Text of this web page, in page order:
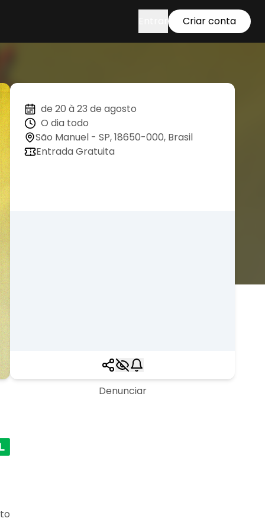
Criar conta
de 20 à 23 de agosto
O dia todo
São Manuel - SP, 18650-000, Brasil
Entrada Gratuita
Denunciar